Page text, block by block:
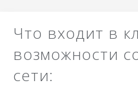
Что входит в
возможности
сети: